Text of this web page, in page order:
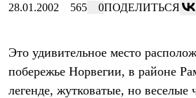
Жилеты
Куртки
Брюки
Штормовая одежда
Куртки
28.01.2002 565 0ПОДЕЛИТЬСЯ
Это удивительное место
побережье Норвегии, в районе
легенде, жутковатые, но